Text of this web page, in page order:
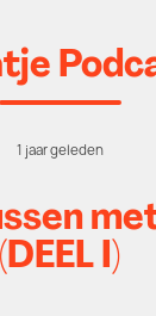
1 jaar geleden
(DEEL I)